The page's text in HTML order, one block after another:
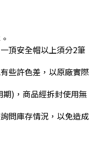
頂安全帽以上須分2筆
些許色差，以原廠實際
期)，商品經拆封使用無
問庫存情況，以免造成